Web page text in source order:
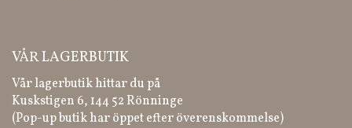
VÅR LAGERBUTIK
Vår lagerbutik hittar du på
Kuskstigen 6, 144 52 Rönninge
(Pop-up butik har öppet efter överenskommelse)